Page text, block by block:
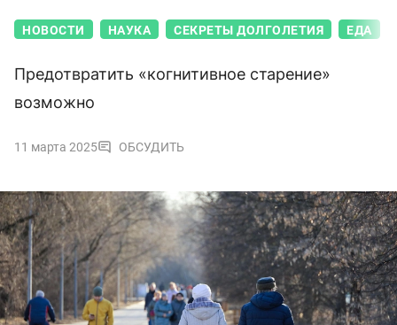
НОВОСТИ НАУКА СЕКРЕТЫ ДОЛГОЛЕТИЯ ЕДА
Предотвратить «когнитивное старение»
возможно
11 марта 2025 ОБСУДИТЬ